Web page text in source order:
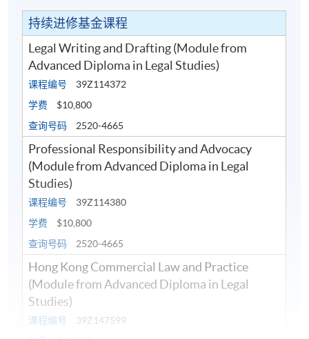
持续进修基金课程
Legal Writing and Drafting (Module from
Advanced Diploma in Legal Studies)
课程编号
39Z114372
学费
$10,800
查询号码
2520-4665
Professional Responsibility and Advocacy
(Module from Advanced Diploma in Legal
Studies)
课程编号
39Z114380
学费
$10,800
查询号码
2520-4665
Hong Kong Commercial Law and Practice
(Module from Advanced Diploma in Legal
Studies)
课程编号
39Z147599